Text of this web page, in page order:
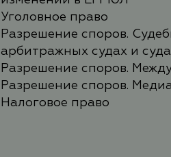
Уголовное право
Разрешение споров.
арбитражных судах и
Разрешение споров.
Разрешение споров.
Налоговое право